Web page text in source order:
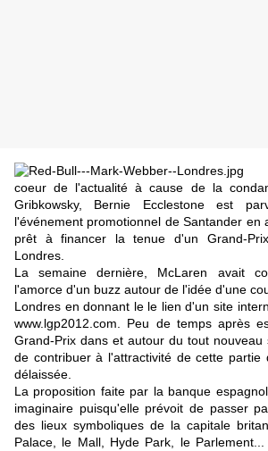
coeur de l'actualité à cause de la
Gribkowsky, Bernie Ecclestone est
l'événement promotionnel de Santander en
prêt à financer la tenue d'un Grand-
Londres.
La semaine dernière, McLaren avait
l'amorce d'un buzz autour de l'idée d'une
Londres en donnant le le lien d'un site
www.lgp2012.com.
Peu de temps après
Grand-Prix dans et autour du tout nouveau
de contribuer à l'attractivité de cette partie
délaissée.
La proposition faite par la banque
imaginaire puisqu'elle prévoit de passer
des lieux symboliques de la capitale
Palace, le Mall, Hyde Park, le